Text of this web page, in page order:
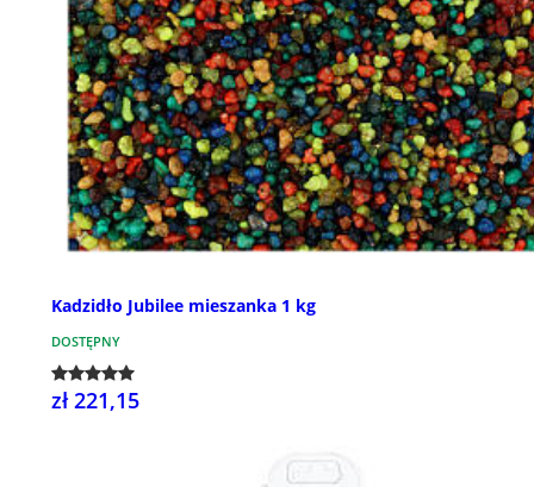
Kadzidło Jubilee mieszanka 1 kg
DOSTĘPNY
zł 221,15